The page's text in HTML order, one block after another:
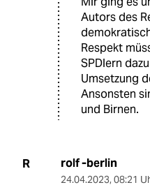
Autors des
Respekt
SPDlern
Umsetzung
Ansonsten
und Birnen.
R rolf -berlin
24.04.2023, 08:21